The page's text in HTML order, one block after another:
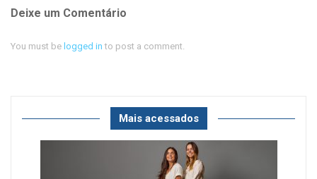
Deixe um Comentário
You must be logged in to post a comment.
Mais acessados